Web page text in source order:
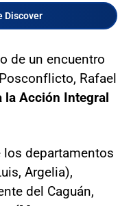
Discover
de un encuentro
Rafael
la Acción Integral
departamentos
Argelia),
del Caguán,